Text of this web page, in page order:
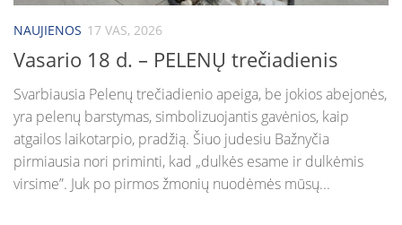
NAUJIENOS 17 VAS, 2026
Vasario 18 d. – PELENŲ trečiadienis
Svarbiausia Pelenų trečiadienio apeiga, be jokios abejonės,
yra pelenų barstymas, simbolizuojantis gavėnios, kaip
atgailos laikotarpio, pradžią. Šiuo judesiu Bažnyčia
pirmiausia nori priminti, kad „dulkės esame ir dulkėmis
virsime”. Juk po pirmos žmonių nuodėmės mūsų...